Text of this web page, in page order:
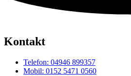
Kontakt
Telefon: 04946 899357
Mobil: 0152 5471 0560